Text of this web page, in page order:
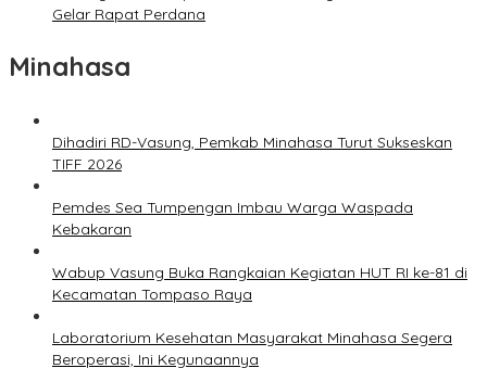
Gelar Rapat Perdana
Minahasa
Dihadiri RD-Vasung, Pemkab Minahasa Turut Sukseskan
TIFF 2026
Pemdes Sea Tumpengan Imbau Warga Waspada
Kebakaran
Wabup Vasung Buka Rangkaian Kegiatan HUT RI ke-81 di
Kecamatan Tompaso Raya
Laboratorium Kesehatan Masyarakat Minahasa Segera
Beroperasi, Ini Kegunaannya